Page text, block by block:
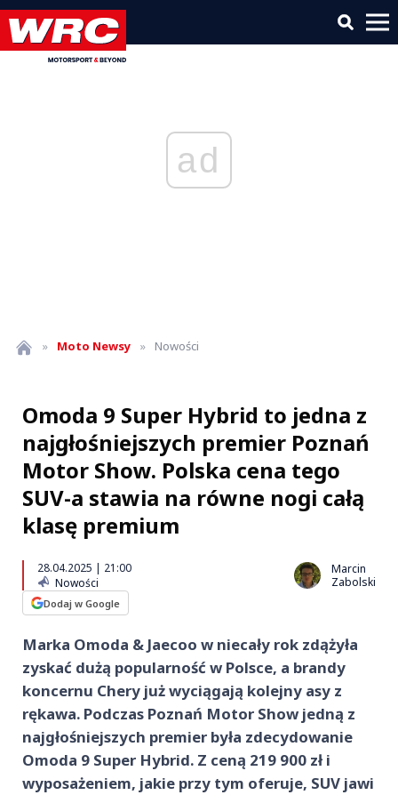
ad
» Moto Newsy » Nowości
Omoda 9 Super Hybrid to jedna z
najgłośniejszych premier Poznań
Motor Show. Polska cena tego
SUV-a stawia na równe nogi całą
klasę premium
28.04.2025 | 21:00
Nowości
Dodaj w Google
Marcin
Zabolski
Marka Omoda & Jaecoo w niecały rok zdążyła
zyskać dużą popularność w Polsce, a brandy
koncernu Chery już wyciągają kolejny asy z
rękawa. Podczas Poznań Motor Show jedną z
najgłośniejszych premier była zdecydowanie
Omoda 9 Super Hybrid. Z ceną 219 900 zł i
wyposażeniem, jakie przy tym oferuje, SUV jawi